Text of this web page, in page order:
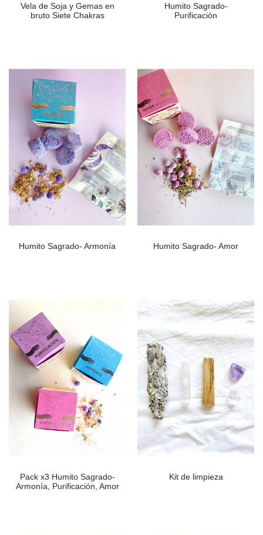
Vela de Soja y Gemas en
bruto Siete Chakras
Humito Sagrado-
Purificación
Humito Sagrado- Armonía Humito Sagrado- Amor
Pack x3 Humito Sagrado-
Armonía, Purificación, Amor
Kit de limpieza